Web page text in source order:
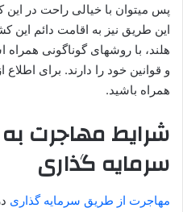
پس میتوان با خیالی راحت در این
این طریق نیز به اقامت دائم این
هلند، با روشهای گوناگونی
و قوانین خود را دارند. برای اطلاع
همراه باشید.
شرایط مهاجرت
سرمایه گذاری
مهاجرت از طریق سرمایه گذاری